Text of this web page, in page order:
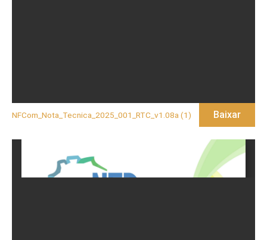
NFCom_Nota_Tecnica_2025_001_RTC_v1.08a (1) Baixar